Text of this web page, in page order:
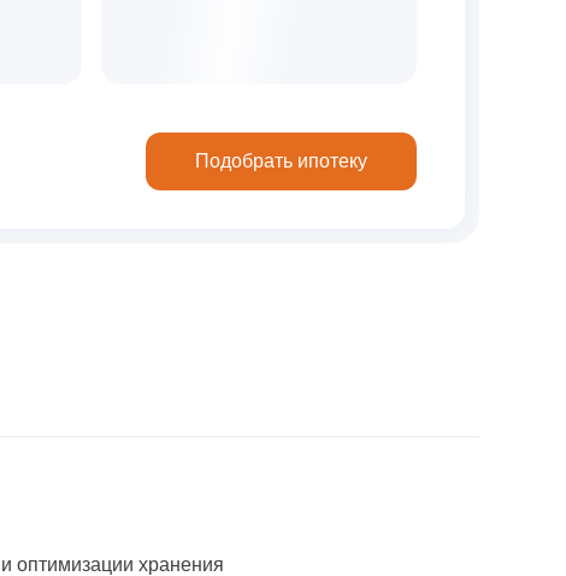
Подобрать ипотеку
оптимизации хранения